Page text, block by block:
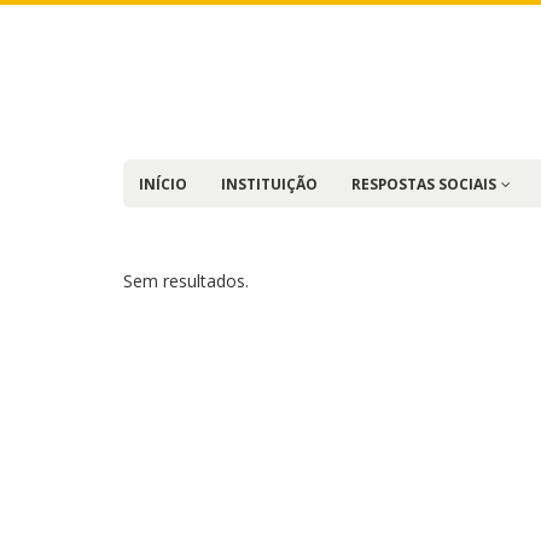
INÍCIO INSTITUIÇÃO RESPOSTAS SOCIAIS
Sem resultados.